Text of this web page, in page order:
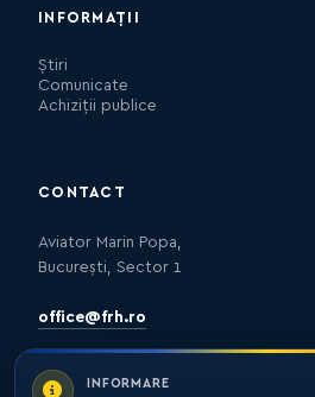
INFORMARE
INFORMAȚII
Știri
Comunicate
Achiziții publice
CONTACT
Aviator Marin Popa,
București, Sector 1
office@frh.ro